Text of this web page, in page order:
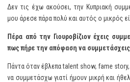
Δεν τις έχω ακούσει, την Κυπριακή
μου άρεσε πάρα πολύ και αυτός ο μικρός
Πέρα από την Γιουροβίζιον έχεις
πως πήρε την απόφαση να
Πάντα όταν έβλεπα talent show, fame
να συμμετάσχω γιατί ήμουν μικρή και